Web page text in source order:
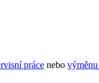
práce nebo